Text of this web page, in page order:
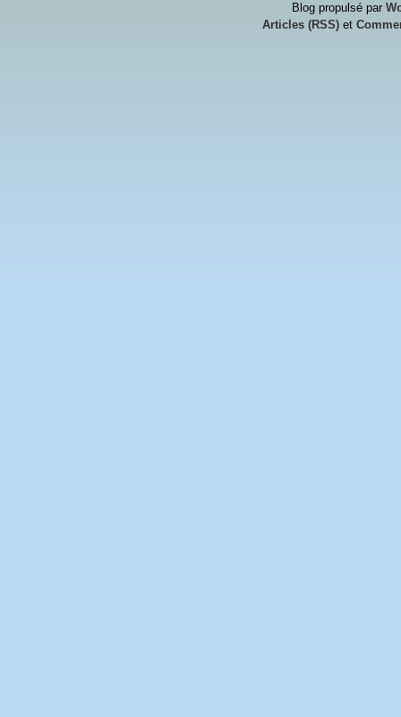
Blog propulsé par
Articles (RSS) et